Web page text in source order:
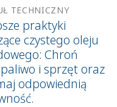
TECHNICZNY
praktyki
czystego oleju
Chroń
i sprzęt oraz
odpowiednią